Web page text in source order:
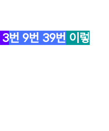
3번 9번 39번 이렇